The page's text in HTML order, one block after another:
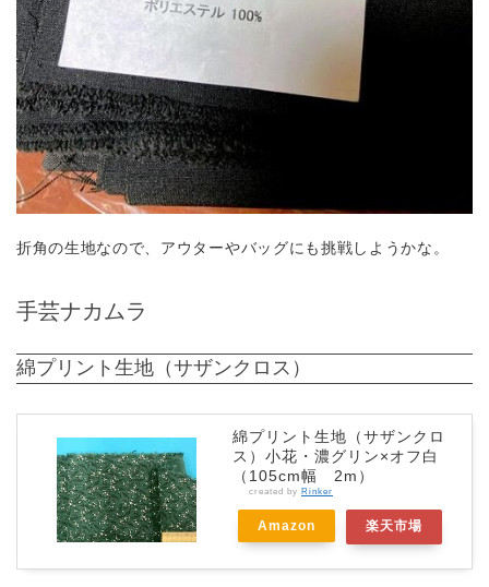
折角の生地なので、アウターやバッグにも挑戦しようかな。
手芸ナカムラ
綿プリント生地（サザンクロス）
綿プリント生地（サザンクロ
ス）小花・濃グリン×オフ白
（105cm幅 2m）
created by Rinker
Amazon 楽天市場